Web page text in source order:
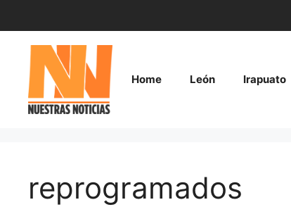
contenido
Home León Irapuato
reprogramados